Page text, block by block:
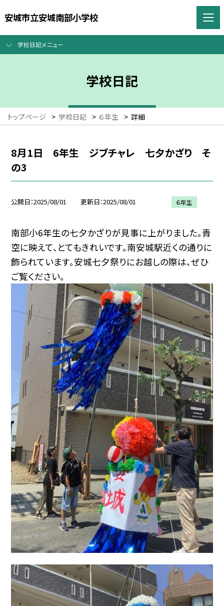
安城市立安城南部小学校
学校日記メニュー
学校日記
トップページ > 学校日記 > ６年生 > 詳細
8月1日 6年生 ジブチャレ 七夕かざり そ
の3
公開日 2025/08/01 更新日 2025/08/01 ６年生
南部小6年生の七夕かざりが見事に上がりました。青
空に映えて、とてもきれいです。南安城駅近くの通りに
飾られています。安城七夕祭りにお越しの際は、ぜひ
ご覧ください。